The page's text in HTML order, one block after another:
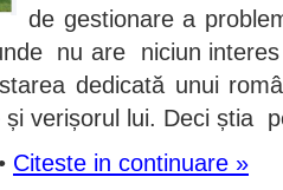
de gestionare a
nu are niciun
dedicată unui
verișorul lui. Deci știa
Citeste in continuare »